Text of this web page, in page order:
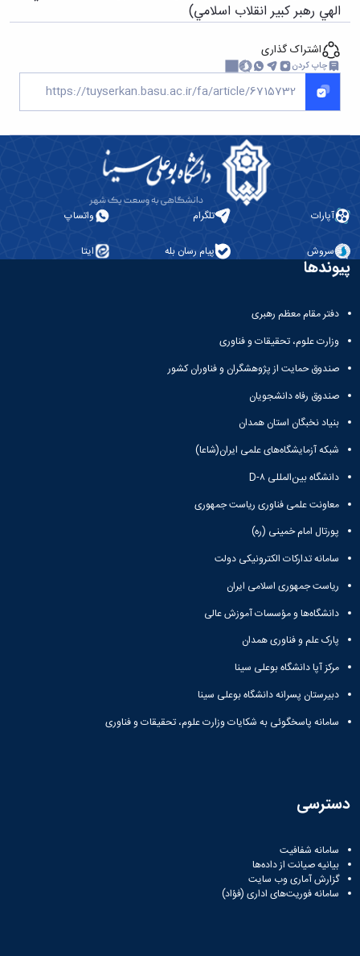
ﺍﻟﻬﻲ ﺭﻫﺒﺮ ﻛﺒﻴﺮ ﺍﻧﻘﻼﺏ ﺍﺳﻼﻣﻲ)
اشتراک گذاری
چاپ کردن
آپارات تلگرام واتساپ
سروش پیام رسان بله ایتا
پیوندها
دفتر مقام معظم رهبری
وزارت علوم، تحقیقات و فناوری
صندوق حمایت از پژوهشگران و فناوران کشور
صندوق رفاه دانشجویان
بنیاد نخبگان استان همدان
شبکه آزمایشگاه‌های علمی ایران(شاعا)
دانشگاه بین‌المللی D-۸
معاونت علمی فناوری ریاست جمهوری
پورتال امام خمینی (ره)
سامانه تدارکات الکترونیکی دولت
ریاست جمهوری اسلامی ایران
دانشگاه‌ها و مؤسسات آموزش عالی
پارک علم و فناوری همدان
مرکز آپا دانشگاه بوعلی سینا
دبیرستان پسرانه دانشگاه بوعلی سینا
سامانه پاسخگوئی به شکایات وزارت علوم، تحقیقات و فناوری
دسترسی
سامانه شفافیت
بیانیه صیانت از داده‌ها
گزارش آماری وب‌ سایت
سامانه فوریت‌های اداری (فؤاد)